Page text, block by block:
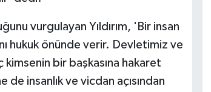
vurgulayan Yıldırım, 'Bir insan
hukuk önünde verir. Devletimiz ve
bir başkasına hakaret
insanlık ve vicdan açısından